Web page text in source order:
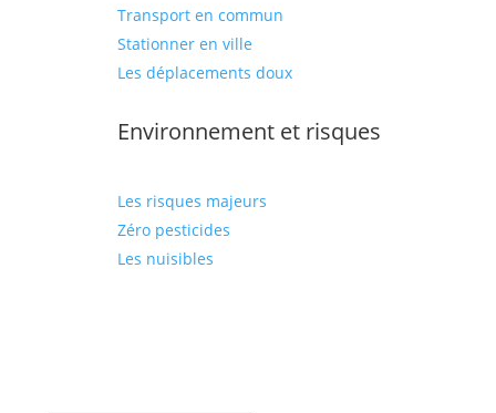
Transport en commun
Stationner en ville
Les déplacements doux
Environnement et risques
Les risques majeurs
Zéro pesticides
Les nuisibles